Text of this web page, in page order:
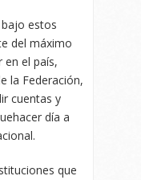
estos
del máximo
en el país,
la Federación,
cuentas y
día a
que